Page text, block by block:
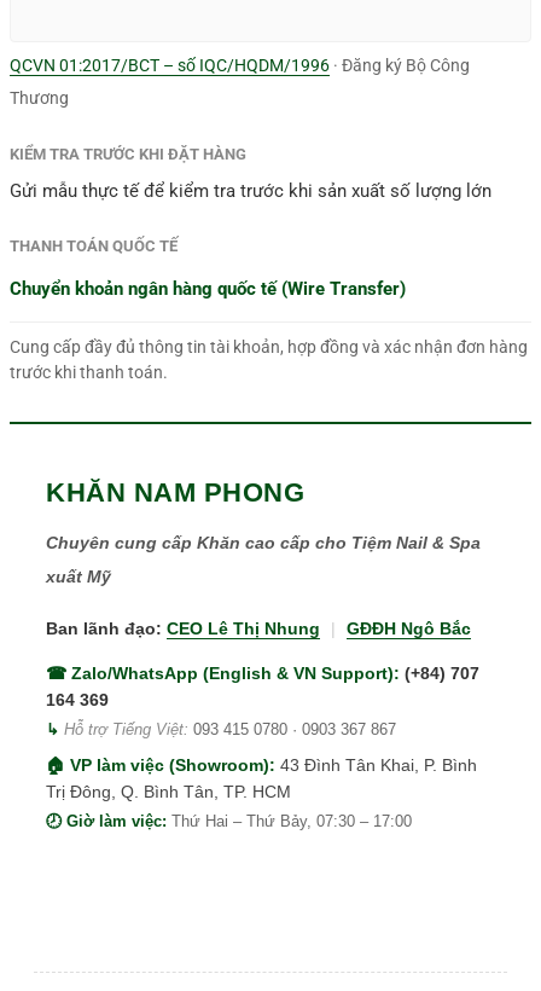
QCVN 01:2017/BCT – số IQC/HQDM/1996 · Đăng ký Bộ Công
Thương
KIỂM TRA TRƯỚC KHI ĐẶT HÀNG
Gửi mẫu thực tế để kiểm tra trước khi sản xuất số lượng lớn
THANH TOÁN QUỐC TẾ
Chuyển khoản ngân hàng quốc tế (Wire Transfer)
Cung cấp đầy đủ thông tin tài khoản, hợp đồng và xác nhận đơn hàng
trước khi thanh toán.
KHĂN NAM PHONG
Chuyên cung cấp Khăn cao cấp cho Tiệm Nail & Spa
xuất Mỹ
Ban lãnh đạo: CEO Lê Thị Nhung | GĐĐH Ngô Bắc
☎ Zalo/WhatsApp (English & VN Support): (+84) 707
164 369
↳ Hỗ trợ Tiếng Việt: 093 415 0780 · 0903 367 867
🏠 VP làm việc (Showroom): 43 Đình Tân Khai, P. Bình
Trị Đông, Q. Bình Tân, TP. HCM
🕗 Giờ làm việc: Thứ Hai – Thứ Bảy, 07:30 – 17:00